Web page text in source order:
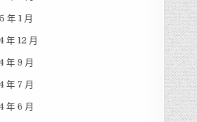
年 1 月
年 12 月
年 9 月
年 7 月
年 6 月